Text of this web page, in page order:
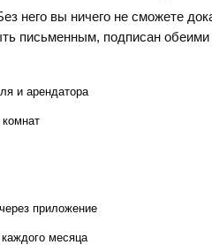
него вы ничего не сможете
письменным, подписан обеими
и арендатора
приложение
месяца